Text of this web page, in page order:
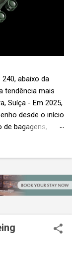
abaixo da
tendência mais
Suíça - Em 2025,
desde o início
de bagagens,
edição anual
(© SITA)
mala
Com um
uma mala